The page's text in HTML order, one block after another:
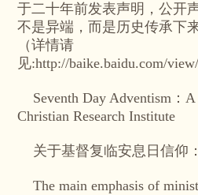
于二十年前发表声明，公开
不是异端，而是历史传承下
（详情请
见:http://baike.baidu.com/view/
Seventh Day Adventism：A
Christian Research Institute
关于基督复临安息日信仰
The main emphasis of